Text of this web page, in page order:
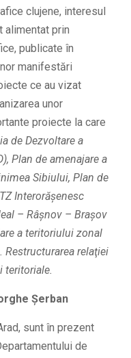
clujene, interesul
alimentat prin
publicate în
manifestări
ce au vizat
unor
proiecte la care
de Dezvoltare a
Plan de amenajare a
Sibiului, Plan de
Interorăşenesc
– Râşnov – Braşov
a teritoriului zonal
Restructurarea relaţiei
teritoriale.
Şerban
sunt în prezent
de